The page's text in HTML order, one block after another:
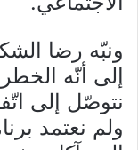
ونبّه رضا
إلى أنّه
نتوصّل إلى
ولم نعتمد